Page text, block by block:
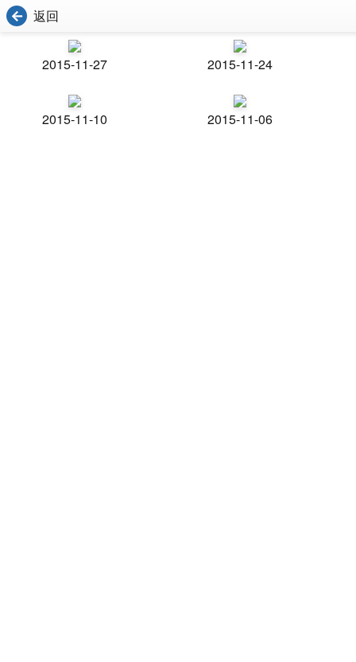
返回
2015-11-27 2015-11-24
2015-11-10 2015-11-06